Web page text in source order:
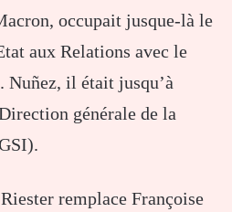
occupait jusque-là le
aux Relations avec le
Nuñez, il était jusqu’à
générale de la
remplace Françoise